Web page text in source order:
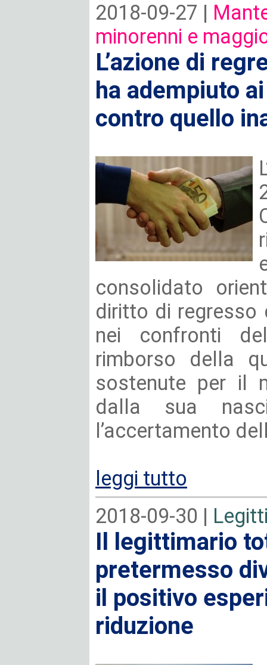
2018-09-27 |
minorenni e
L’azione di
ha adempiuto
contro quello
consolidato
diritto di regresso
nei confronti
rimborso della
sostenute per il
dalla sua
l’accertamento
leggi tutto
2018-09-30 |
Il legittimario
pretermesso
il positivo
riduzione